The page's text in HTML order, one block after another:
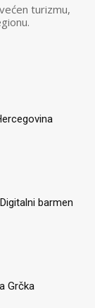
turizmu,
barmen
Grčka